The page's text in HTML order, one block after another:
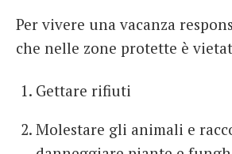
Per vivere una vacanza
che nelle zone protette è
Gettare rifiuti
Molestare gli animali e